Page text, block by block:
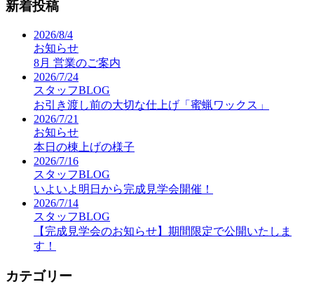
新着投稿
2026/8/4
お知らせ
8月 営業のご案内
2026/7/24
スタッフBLOG
お引き渡し前の大切な仕上げ「蜜蝋ワックス」
2026/7/21
お知らせ
本日の棟上げの様子
2026/7/16
スタッフBLOG
いよいよ明日から完成見学会開催！
2026/7/14
スタッフBLOG
【完成見学会のお知らせ】期間限定で公開いたしま
す！
カテゴリー